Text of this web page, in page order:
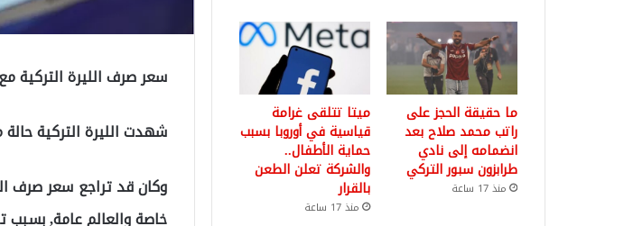
سعر صرف الليرة التركية
شهدت الليرة التركية
وكان قد تراجع سعر صرف
خاصة والعالم عامة,
ما حقيقة الحجز على
راتب محمد صلاح بعد
انضمامه إلى نادي
طرابزون سبور التركي
منذ 17 ساعة
ميتا تتلقى غرامة
قياسية في أوروبا بسبب
حماية الأطفال..
والشركة تعلن الطعن
بالقرار
منذ 17 ساعة